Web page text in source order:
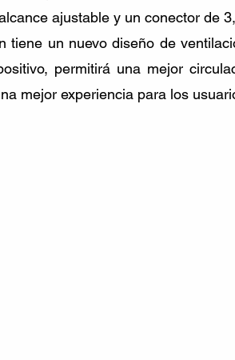
ajustable y un conector de
tiene un nuevo diseño de
permitirá una mejor
mejor experiencia para los